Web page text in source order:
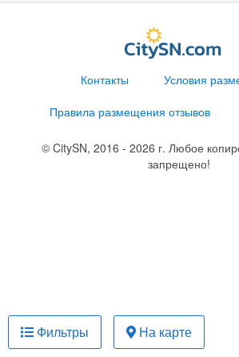
Фильтры На карте
Контакты
Условия
Правила размещения отзывов
© CitySN, 2016 - 2026 г. Любое
запрещено!